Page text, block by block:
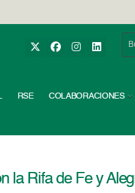
RSE COLABORACIONES
la Rifa de Fe y